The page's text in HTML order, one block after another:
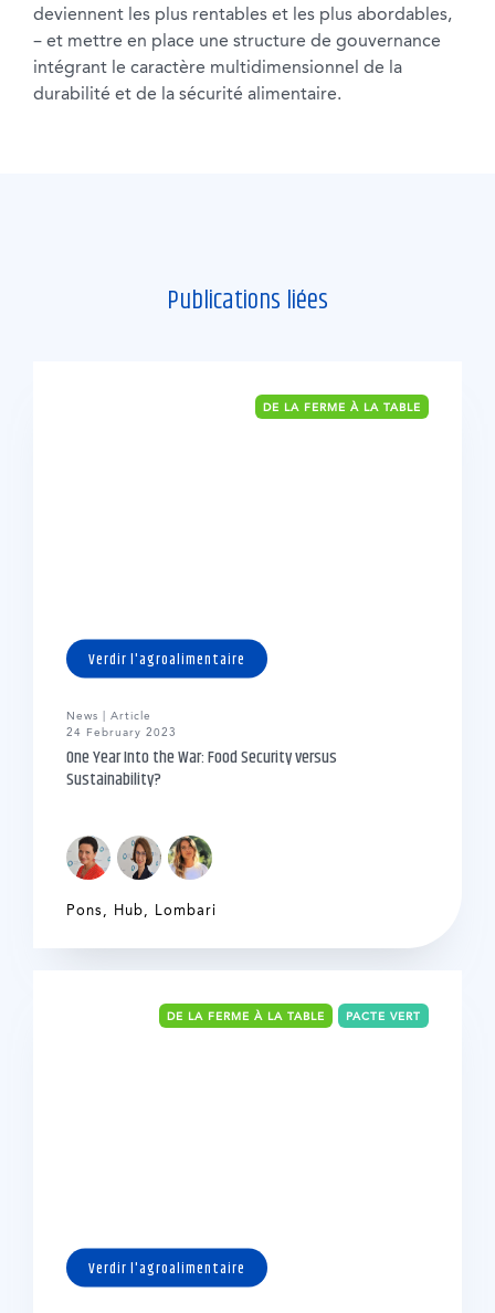
deviennent les plus rentables et les plus abordables,
– et mettre en place une structure de gouvernance
intégrant le caractère multidimensionnel de la
durabilité et de la sécurité alimentaire.
Publications liées
DE LA FERME À LA TABLE
One Year Into the War: Food Security versus
Sustainability?
Verdir l'agroalimentaire
News | Article
24 February 2023
Pons Hub Lombari
DE LA FERME À LA TABLE PACTE VERT
Verdir l'agroalimentaire